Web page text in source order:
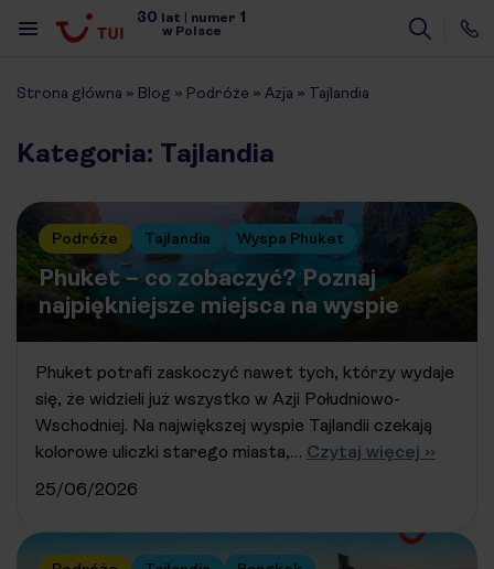
30 lat | numer 1
w Polsce
Strona główna » Blog » Podróże » Azja » Tajlandia
Kategoria: Tajlandia
Podróże Tajlandia Wyspa Phuket
Phuket – co zobaczyć? Poznaj
najpiękniejsze miejsca na wyspie
Phuket potrafi zaskoczyć nawet tych, którzy wydaje
się, że widzieli już wszystko w Azji Południowo-
Wschodniej. Na największej wyspie Tajlandii czekają
kolorowe uliczki starego miasta,… Czytaj więcej ››
25/06/2026